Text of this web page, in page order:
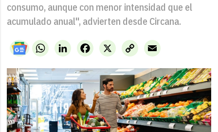
consumo, aunque con menor intensidad que el
acumulado anual", advierten desde Circana.
WhatsAppLinkedIn X
Facebook
Copy
Link
Email